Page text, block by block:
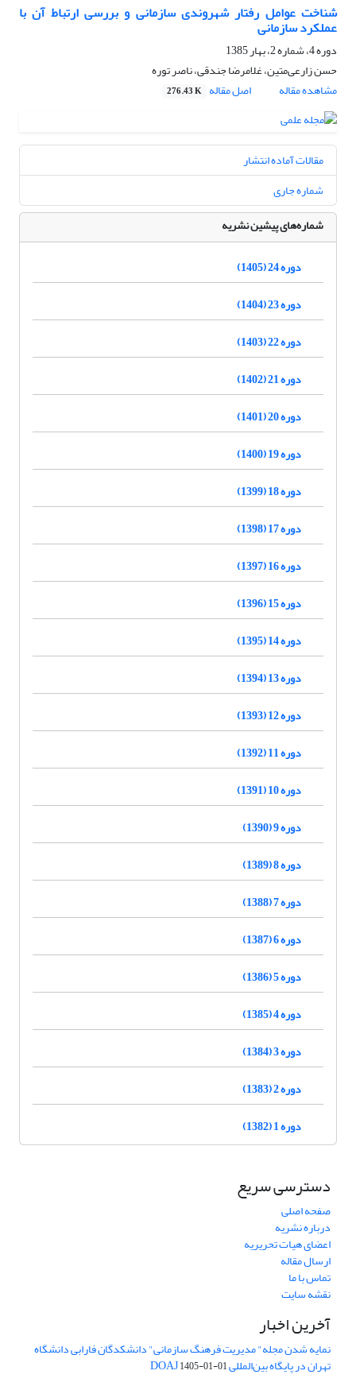
شناخت عوامل رفتار شهروندی سازمانی و بررسی ارتباط آن با
عملکرد سازمانی
دوره 4، شماره 2، بهار 1385
حسن زارعی‌متین، غلامرضا جندقی، ناصر توره
مشاهده مقاله
اصل مقاله 276.43 K
مقالات آماده انتشار
شماره جاری
شماره‌های پیشین نشریه
دوره 24 (1405)
دوره 23 (1404)
دوره 22 (1403)
دوره 21 (1402)
دوره 20 (1401)
دوره 19 (1400)
دوره 18 (1399)
دوره 17 (1398)
دوره 16 (1397)
دوره 15 (1396)
دوره 14 (1395)
دوره 13 (1394)
دوره 12 (1393)
دوره 11 (1392)
دوره 10 (1391)
دوره 9 (1390)
دوره 8 (1389)
دوره 7 (1388)
دوره 6 (1387)
دوره 5 (1386)
دوره 4 (1385)
دوره 3 (1384)
دوره 2 (1383)
دوره 1 (1382)
دسترسی سریع
صفحه اصلی
درباره نشریه
اعضای هیات تحریریه
ارسال مقاله
تماس با ما
نقشه سایت
آخرین اخبار
نمایه شدن مجله" مدیریت فرهنگ سازمانی" دانشکدگان فارابی دانشگاه
تهران در پایگاه بین‌المللی DOAJ1405-01-01